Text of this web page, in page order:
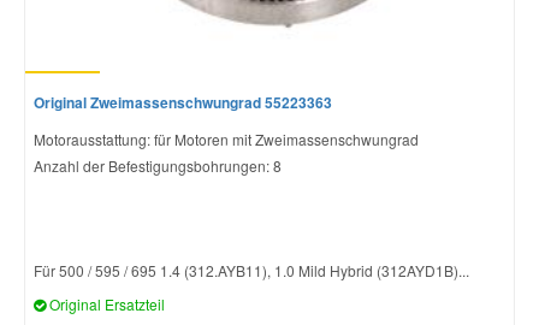
Original Zweimassenschwungrad 55223363
Motorausstattung: für Motoren mit Zweimassenschwungrad
Anzahl der Befestigungsbohrungen: 8
Für 500 / 595 / 695 1.4 (312.AYB11), 1.0 Mild Hybrid (312AYD1B)...
Original Ersatzteil